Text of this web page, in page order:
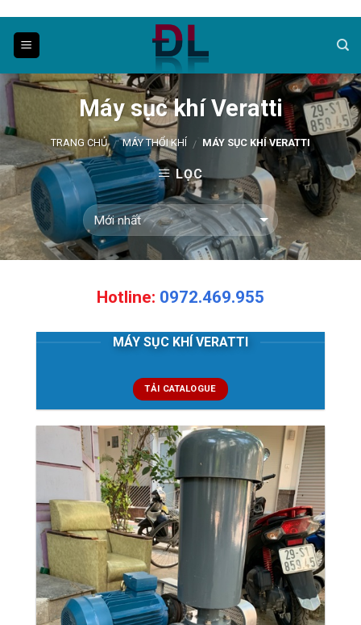
content
Máy sục khí Veratti
TRANG CHỦ / MÁY THỔI KHÍ / MÁY SỤC KHÍ VERATTI
LỌC
Hotline: 0972.469.955
MÁY SỤC KHÍ VERATTI
TẢI CATALOGUE